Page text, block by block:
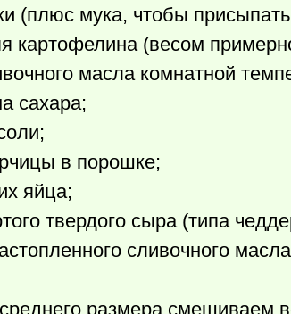
(плюс мука, чтобы
картофелина (весом
масла комнатной
сахара;
в порошке;
яйца;
твердого сыра (типа
сливочного
размера смешиваем